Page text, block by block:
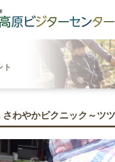
ト
わやかピクニック～ツ